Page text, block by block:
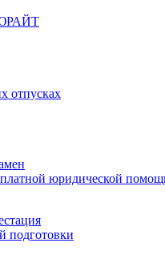
ЮРАЙТ
отпусках
юридической
подготовки